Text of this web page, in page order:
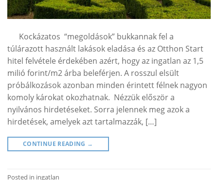
Kockázatos “megoldások” bukkannak fel a
túlárazott használt lakások eladása és az Otthon Start
hitel felvétele érdekében azért, hogy az ingatlan az 1,5
milió forint/m2 árba beleférjen. A rosszul elsült
próbálkozások azonban minden érintett félnek nagyon
komoly károkat okozhatnak. Nézzük először a
nyilvános hirdetéseket. Sorra jelennek meg azok a
hirdetések, amelyek azt tartalmazzák, […]
CONTINUE READING →
Posted in ingatlan